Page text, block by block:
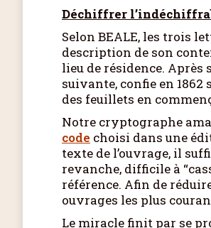
Déchiffrer
Selon BEALE, les trois
description de son
lieu de résidence. Après
suivante, confie en 1862
des feuillets en
Notre cryptographe
code choisi dans une
texte de l’ouvrage, il
revanche, difficile à
référence. Afin de
ouvrages les plus
Le miracle finit par se